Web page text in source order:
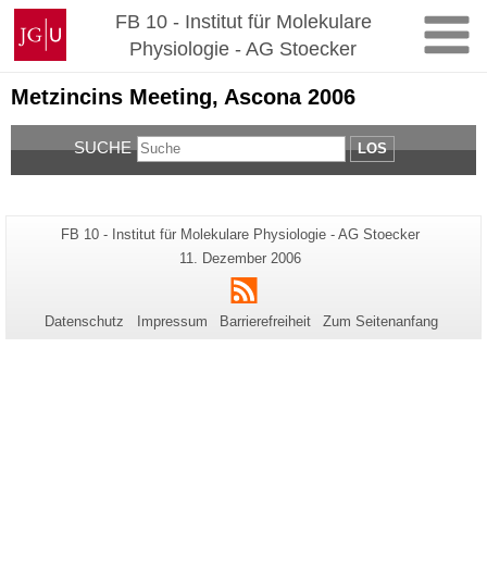
Zum
Inhalt
springen
Johannes
Gutenberg-
Universität
Mainz
FB 10 - Institut für Molekulare
Physiologie - AG Stoecker
Metzincins Meeting, Ascona 2006
SUCHE LOS
Zusätzliche
Informationen
zu
dieser
Seite
Seiten-
FB 10 - Institut für Molekulare Physiologie - AG Stoecker
Letzte
Aktualisierung:
11. Dezember 2006
RSS
Datenschutz Impressum Barrierefreiheit Zum Seitenanfang